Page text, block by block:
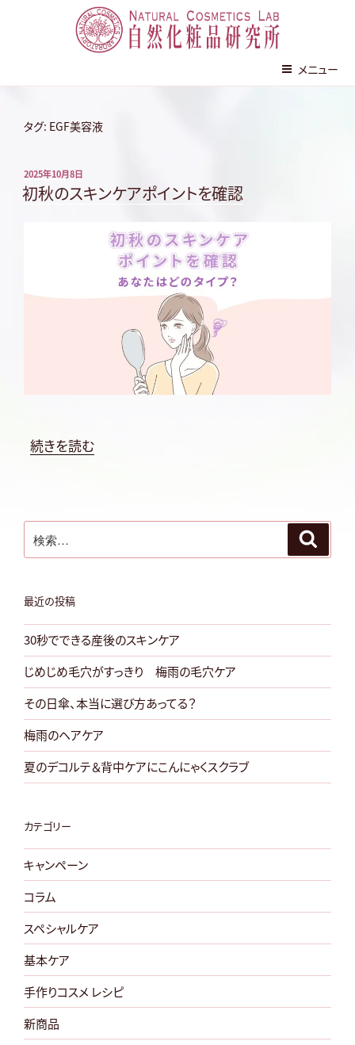
メニュー
タグ: EGF美容液
投
稿
日:
2025年10月8日
初秋のスキンケアポイントを確認
“初
キ
ン
ア
ポ
イ
ン
ト
を
確
認”
の
続きを読む
索:
最近の投稿
30秒でできる産後のスキンケア
じめじめ毛穴がすっきり 梅雨の毛穴ケア
その日傘、本当に選び方あってる？
梅雨のヘアケア
夏のデコルテ＆背中ケアにこんにゃくスクラブ
カテゴリー
キャンペーン
コラム
スペシャルケア
基本ケア
手作りコスメ レシピ
新商品